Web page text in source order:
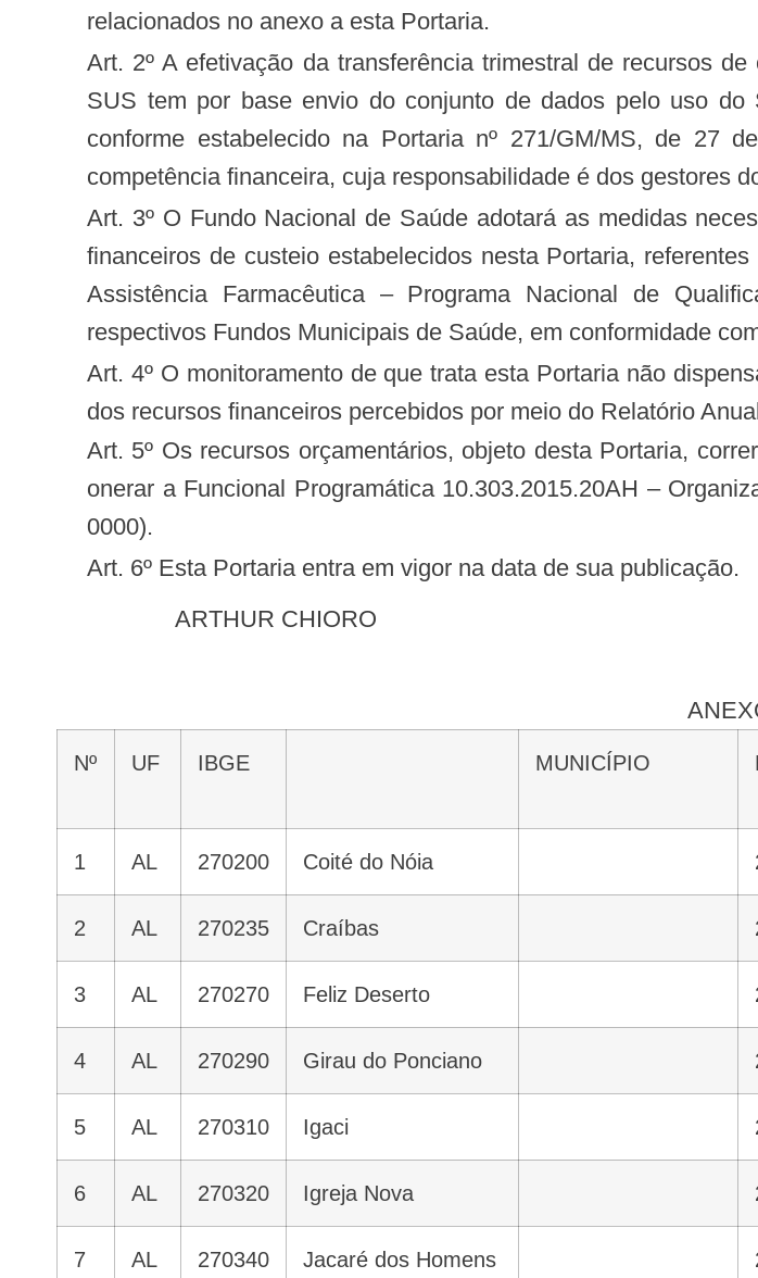
relacionados no anexo a esta Portaria.
Art. 2º A efetivação da transferência trimestral de recursos de custeio aos Municípios habilitados no Programa QUALIFAR-
SUS tem por base envio do conjunto de dados pelo uso
conforme estabelecido na Portaria nº 271/GM/MS, de 27
competência financeira, cuja responsabilidade é dos gestores
Art. 3º O Fundo Nacional de Saúde adotará as medidas necessárias para as transferências em parcela única dos recursos
financeiros de custeio estabelecidos nesta Portaria,
Assistência Farmacêutica – Programa Nacional de
respectivos Fundos Municipais de Saúde, em conformidade
Art. 4º O monitoramento de que trata esta Portaria não dispensa o ente federativo beneficiário de comprovação da aplicação
dos recursos financeiros percebidos por meio do Relatório
Art. 5º Os recursos orçamentários, objeto desta Portaria, correrão por conta do orçamento do Ministério da Saúde, devendo
onerar a Funcional Programática 10.303.2015.20AH –
0000).
Art. 6º Esta Portaria entra em vigor na data de sua publicação.
ARTHUR CHIORO
Nº UF IBGE MUNICÍPIO
1 AL 270200 Coité do Nóia
2 AL 270235 Craíbas
3 AL 270270 Feliz Deserto
4 AL 270290 Girau do Ponciano
5 AL 270310 Igaci
6 AL 270320 Igreja Nova
7 AL 270340 Jacaré dos Homens